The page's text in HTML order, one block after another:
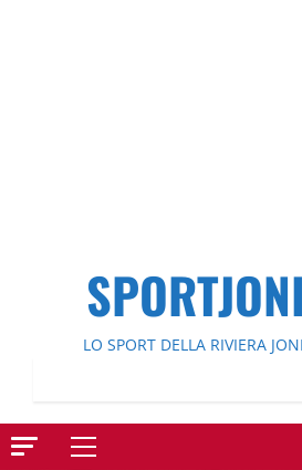
LO SPORT DELLA RIVIERA
Menu